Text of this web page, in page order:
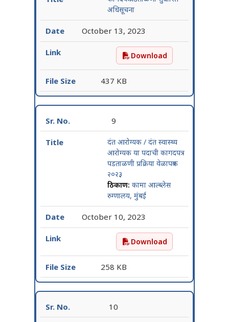
अधिसूचना
October 13, 2023
कागदपत्र पडताळणी सुधारित
Download
437 KB
9
दंत आरोग्यक / दंत स्वास्थ्य
आरोग्यक या पदाची कागदपत्र
पडताळणी प्रक्रिया वेळापत्रक
२०२३
ठिकाण: कामा आल्ब्लेस
रुग्णालय, मुंबई
October 10, 2023
दंत आरोग्यक / दंत स्वास्थ्य
Download
258 KB
10